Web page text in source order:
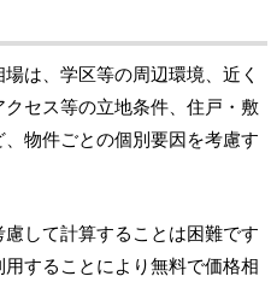
は、学区等の周辺環境、近く
セス等の立地条件、住戸・敷
物件ごとの個別要因を考慮す
して計算することは困難です
用することにより無料で価格相